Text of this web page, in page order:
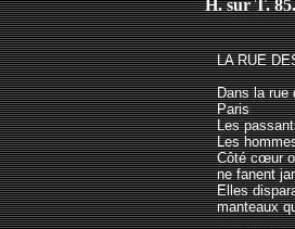
H. sur T.
LA RUE
Dans la rue
Paris
Les
Les
Côté cœur
ne fanent
Elles
manteaux